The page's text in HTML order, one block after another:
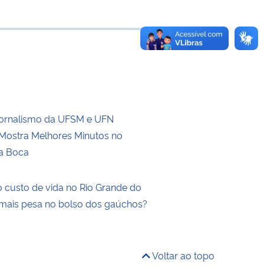
transferência
da UFSM e UFN
Melhores Minutos no
Boca
custo de vida no Rio Grande do
pesa no bolso dos gaúchos?
Voltar ao topo